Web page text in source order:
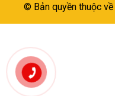
© Bản quyền thuộc về